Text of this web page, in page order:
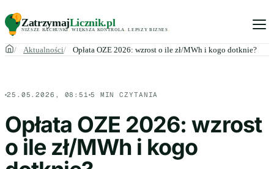
ZatrzymajLicznik.pl
NIŻSZE RACHUNKI. WIĘKSZA KONTROLA LEPSZY BIZNES
Aktualności Opłata OZE 2026: wzrost o ile zł/MWh i kogo dotknie?
25.05.2026, 08:51 5 MIN CZYTANIA
Opłata OZE 2026: wzrost
o ile zł/MWh i kogo